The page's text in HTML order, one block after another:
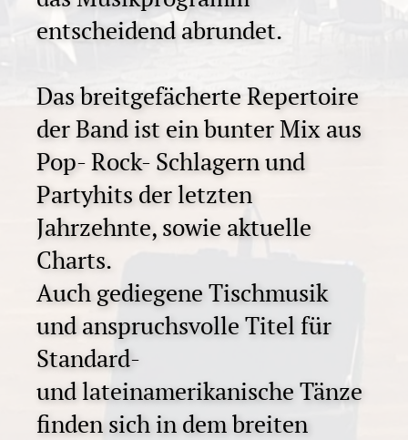
entscheidend abrundet.
Das breitgefächerte Repertoire
der Band ist ein bunter Mix aus
Pop- Rock- Schlagern und
Partyhits der letzten
Jahrzehnte, sowie aktuelle
Charts.
Auch gediegene Tischmusik
und anspruchsvolle Titel für
Standard-
und lateinamerikanische Tänze
finden sich in dem breiten